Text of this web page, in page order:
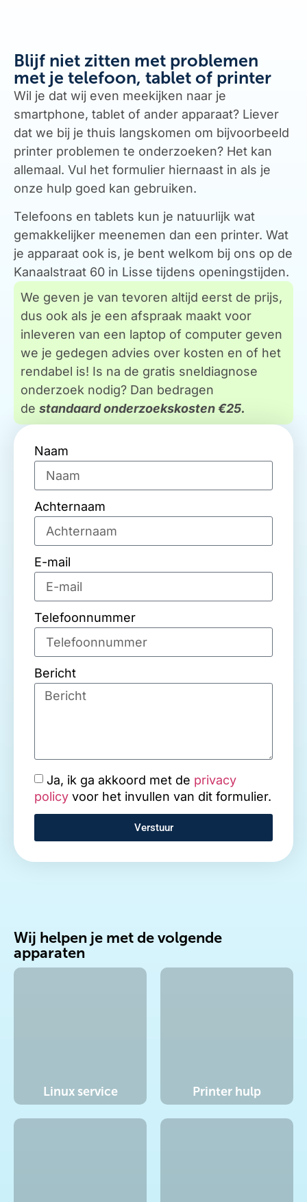
Blijf niet zitten met problemen
met je telefoon, tablet of printer
Wil je dat wij even meekijken naar je
smartphone, tablet of ander apparaat? Liever
dat we bij je thuis langskomen om bijvoorbeeld
printer problemen te onderzoeken? Het kan
allemaal. Vul het formulier hiernaast in als je
onze hulp goed kan gebruiken.
Telefoons en tablets kun je natuurlijk wat
gemakkelijker meenemen dan een printer. Wat
je apparaat ook is, je bent welkom bij ons op de
Kanaalstraat 60 in Lisse tijdens openingstijden.
We geven je van tevoren altijd eerst de prijs,
dus ook als je een afspraak maakt voor
inleveren van een laptop of computer geven
we je gedegen advies over kosten en of het
rendabel is! Is na de gratis sneldiagnose
onderzoek nodig? Dan bedragen
de standaard onderzoekskosten €25.
Naam
Achternaam
E-mail
Telefoonnummer
Bericht
Ja, ik ga akkoord met de privacy
policy voor het invullen van dit formulier.
Verstuur
Wij helpen je met de volgende
apparaten
Linux service Printer hulp